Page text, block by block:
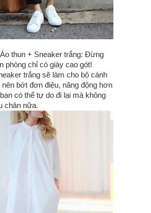
thun + Sneaker trắng: Đừng
phòng chỉ có giày cao gót!
trắng sẽ làm cho bộ cánh
bớt đơn điệu, năng động hơn
có thể tự do đi lại mà không
chân nữa.